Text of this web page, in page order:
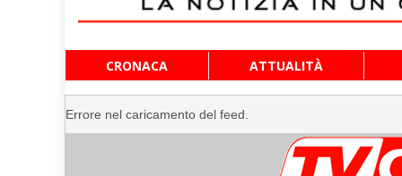
al
contenuto
CRONACA ATTUALITÀ
Errore nel caricamento del feed.